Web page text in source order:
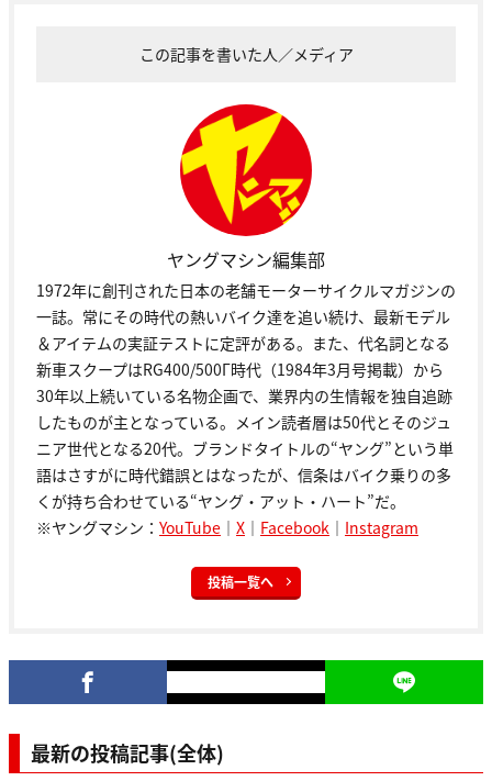
この記事を書いた人／メディア
ヤングマシン編集部
1972年に創刊された日本の老舗モーターサイクルマガジンの
一誌。常にその時代の熱いバイク達を追い続け、最新モデル
＆アイテムの実証テストに定評がある。また、代名詞となる
新車スクープはRG400/500Γ時代（1984年3月号掲載）から
30年以上続いている名物企画で、業界内の生情報を独自追跡
したものが主となっている。メイン読者層は50代とそのジュ
ニア世代となる20代。ブランドタイトルの“ヤング”という単
語はさすがに時代錯誤とはなったが、信条はバイク乗りの多
くが持ち合わせている“ヤング・アット・ハート”だ。
※ヤングマシン： YouTube ｜ X ｜ Facebook ｜ Instagram
投稿一覧へ
最新の投稿記事(全体)